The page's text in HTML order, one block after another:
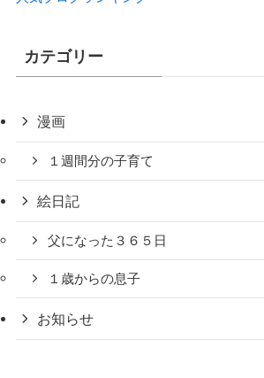
カテゴリー
漫画
１週間分の子育て
絵日記
父になった３６５日
１歳からの息子
お知らせ